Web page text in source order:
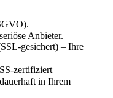
Anbieter.
gesichert) – Ihre
zertifiziert –
in Ihrem